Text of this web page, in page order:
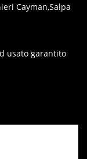
Cayman,Salpa
usato garantito